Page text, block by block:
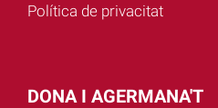
Política de privacitat
DONA I AGERMANA'T